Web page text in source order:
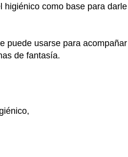
higiénico como base para
puede usarse para
de fantasía.